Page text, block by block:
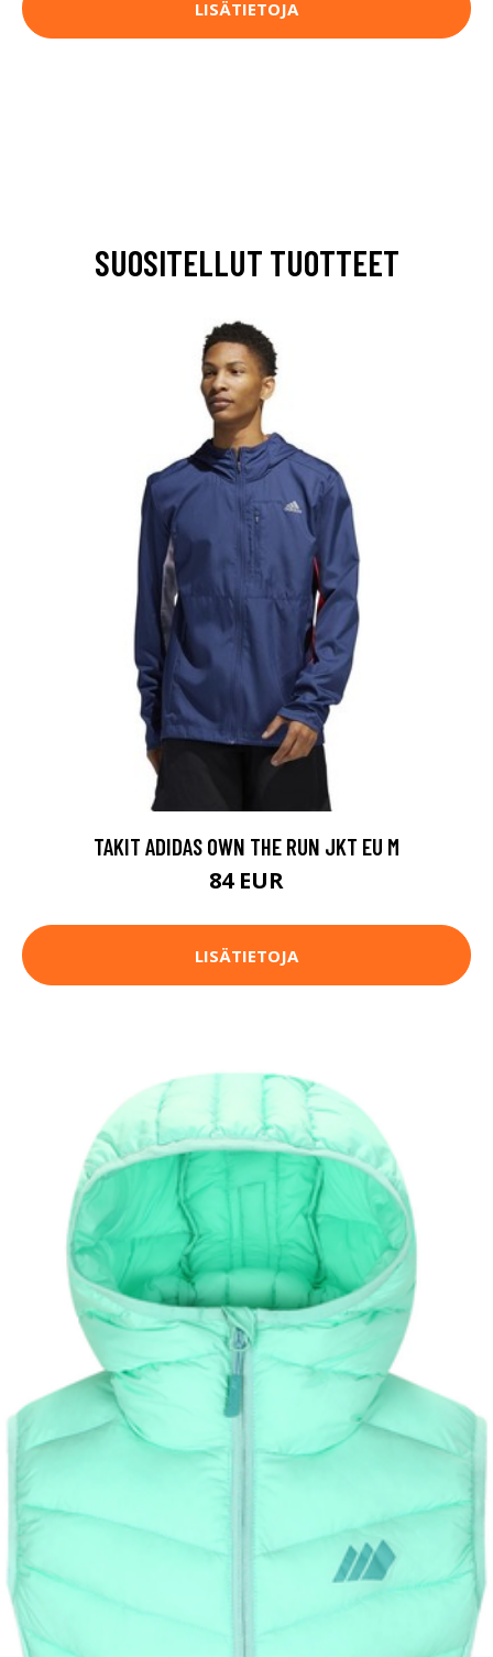
LISÄTIETOJA
SUOSITELLUT TUOTTEET
TAKIT ADIDAS OWN THE RUN JKT EU M
84 EUR
LISÄTIETOJA